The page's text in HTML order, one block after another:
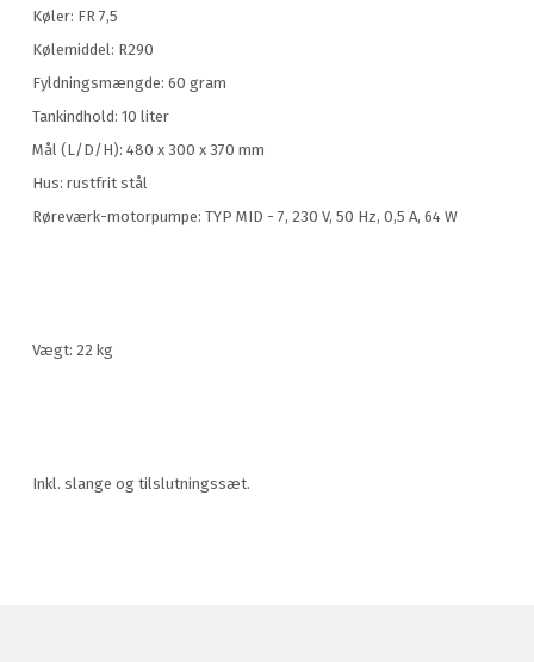
Køler: FR 7,5
Kølemiddel: R290
Fyldningsmængde: 60 gram
Tankindhold: 10 liter
Mål (L/D/H): 480 x 300 x 370 mm
Hus: rustfrit stål
Røreværk-motorpumpe: TYP MID - 7, 230 V, 50 Hz, 0,5 A, 64 W
Vægt: 22 kg
Inkl. slange og tilslutningssæt.